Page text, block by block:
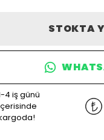
STOKTA
4 iş günü